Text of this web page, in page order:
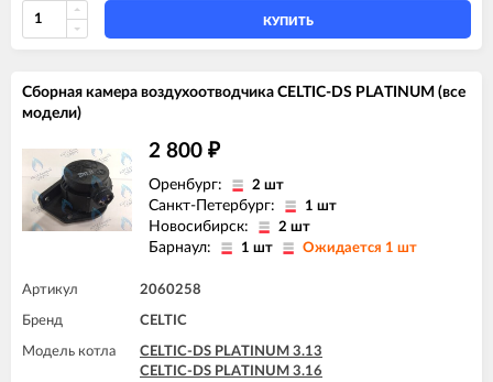
КУПИТЬ
Сборная камера воздухоотводчика CELTIC-DS PLATINUM (все
модели)
2 800 ₽
Оренбург: 2 шт
Санкт-Петербург: 1 шт
Новосибирск: 2 шт
Барнаул: 1 шт Ожидается 1 шт
Артикул 2060258
Бренд CELTIC
Модель котла
CELTIC-DS PLATINUM 3.13
CELTIC-DS PLATINUM 3.16